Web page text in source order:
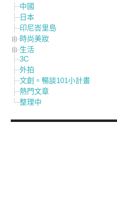
中國
日本
印尼峇里島
時尚美妝
生活
3C
外拍
文創。暢談101小計畫
熱門文章
整理中